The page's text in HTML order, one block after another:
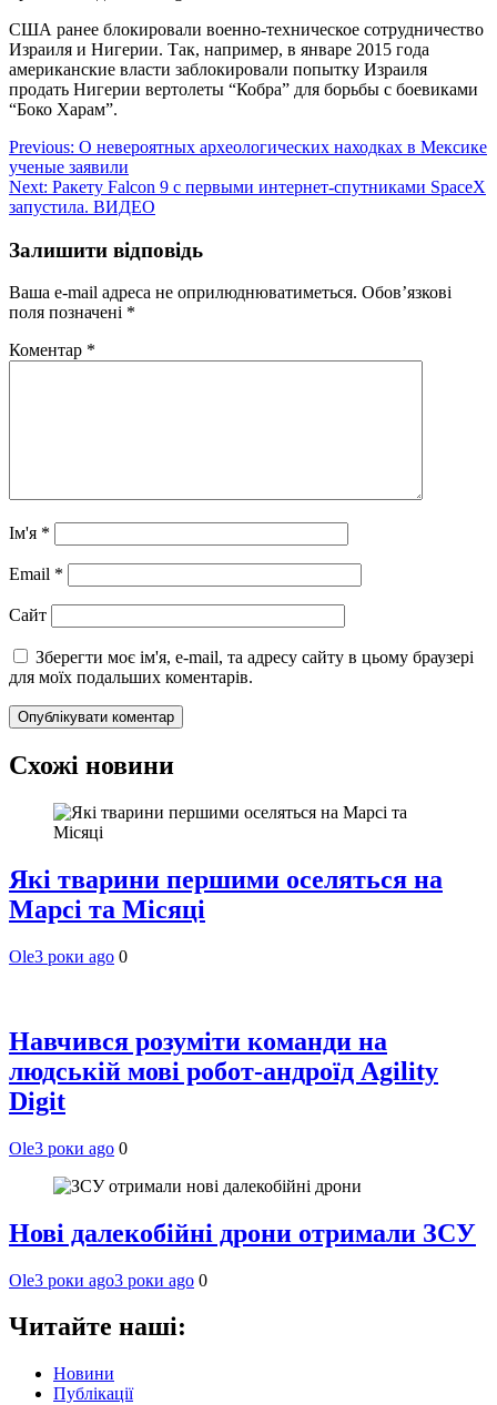
США ранее блокировали военно-техническое сотрудничество
Израиля и Нигерии. Так, например, в январе 2015 года
американские власти заблокировали попытку Израиля
продать Нигерии вертолеты “Кобра” для борьбы с боевиками
“Боко Харам”.
Навігація
записів
Previous: О невероятных археологических находках в Мексике
ученые заявили
Next: Ракету Falcon 9 с первыми интернет-спутниками SpaceX
запустилa. ВИДЕО
Залишити відповідь
Ваша e-mail адреса не оприлюднюватиметься. Обов’язкові
поля позначені *
Коментар *
Ім'я *
Email *
Сайт
Зберегти моє ім'я, e-mail, та адресу сайту в цьому браузері
для моїх подальших коментарів.
Схожі новини
Які тварини першими оселяться на
Марсі та Місяці
Ole3 роки ago 0
Навчився розуміти команди на
людській мові робот-андроїд Agility
Digit
Ole3 роки ago 0
Нові далекобійні дрони отримали ЗСУ
Ole3 роки ago3 роки ago 0
Читайте наші:
Новини
Публікації